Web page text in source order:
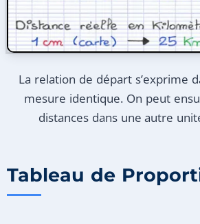
La relation de départ s’exprime
mesure identique. On peut
distances dans une autre
Tableau de